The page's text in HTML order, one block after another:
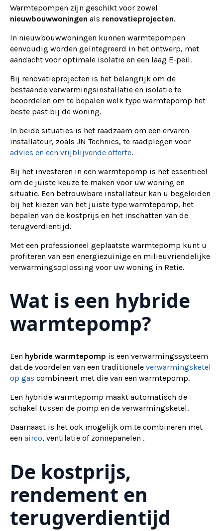
Warmtepompen zijn geschikt voor zowel
nieuwbouwwoningen als renovatieprojecten.
In nieuwbouwwoningen kunnen warmtepompen
eenvoudig worden geïntegreerd in het ontwerp, met
aandacht voor optimale isolatie en een laag E-peil.
Bij renovatieprojecten is het belangrijk om de
bestaande verwarmingsinstallatie en isolatie te
beoordelen om te bepalen welk type warmtepomp het
beste past bij de woning.
In beide situaties is het raadzaam om een ervaren
installateur, zoals JN Technics, te raadplegen voor
advies en een vrijblijvende offerte.
Bij het investeren in een warmtepomp is het essentieel
om de juiste keuze te maken voor uw woning en
situatie. Een betrouwbare installateur kan u begeleiden
bij het kiezen van het juiste type warmtepomp, het
bepalen van de kostprijs en het inschatten van de
terugverdientijd.
Met een professioneel geplaatste warmtepomp kunt u
profiteren van een energiezuinige en milieuvriendelijke
verwarmingsoplossing voor uw woning in Retie.
Wat is een hybride
warmtepomp?
Een hybride warmtepomp is een verwarmingssysteem
dat de voordelen van een traditionele verwarmingsketel
op gas combineert met die van een warmtepomp.
Een hybride warmtepomp maakt automatisch de
schakel tussen de pomp en de verwarmingsketel.
Daarnaast is het ook mogelijk om te combineren met
een airco, ventilatie of zonnepanelen .
De kostprijs,
rendement en
terugverdientijd